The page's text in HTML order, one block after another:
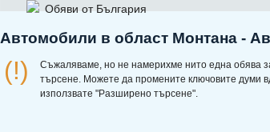
Обяви от България
Автомобили в област Монтана -
(!)
Съжаляваме, но не намерихме нито една обява
търсене. Можете да промените ключовите думи
използвате "Разширено търсене".